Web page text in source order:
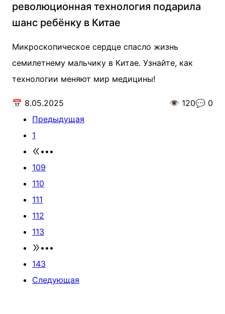
революционная технология подарила
шанс ребёнку в Китае
Микроскопическое сердце спасло жизнь
семилетнему мальчику в Китае. Узнайте, как
технологии меняют мир медицины!
📅 8.05.2025 👁️ 120💬 0
Предыдущая
1
•••
109
110
111
112
113
•••
143
Следующая